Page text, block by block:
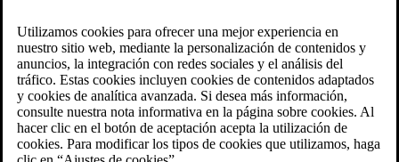
Actualizado 08/06/2023
destellan en lugar de encenderse con luz firme, como
cuando el automóvil frena de manera normal.
La luz de freno de emergencia se activa a velocidades de más de50
km/h (31 mph) si se frena con fuerza. Cuando la velocidad del
vehículo vuelve a ser inferior a10 km/h (6 mph), la luz de frenos se
enciende de nuevo con luz fija normal. Al mismo tiempo, se activan